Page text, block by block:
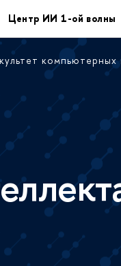
Центр ИИ 1-ой волны
компьютерных